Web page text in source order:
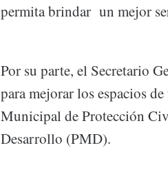
permita brindar un mejor
Por su parte, el Secretario
para mejorar los espacios
Municipal de Protección
Desarrollo (PMD).